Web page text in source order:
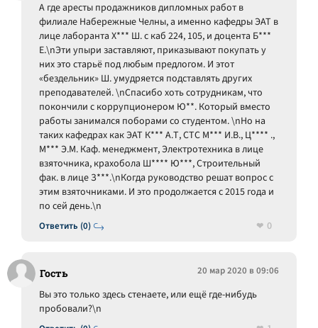
Ответить (0)
А где аресты продажников дипломных работ в
филиале Набережные Челны, а именно кафедры ЭАТ в
лице лаборанта Х*** Ш. с каб 224, 105, и доцента Б***
Е.\nЭти упыри заставляют, приказывают покупать у
них это старьё под любым предлогом. И этот
«бездельник» Ш. умудряется подставлять других
преподавателей. \nСпасибо хоть сотрудникам, что
покончили с коррупционером Ю**. Который вместо
работы занимался поборами со студентом. \nНо на
таких кафедрах как ЭАТ К*** А.Т, СТС М*** И.В., Ц**** .,
М*** Э.М. Каф. менеджмент, Электротехника в лице
взяточника, крахобола Ш**** Ю***, Строительный
фак. в лице З***.\nКогда руководство решат вопрос с
этим взяточниками. И это продолжается с 2015 года и
по сей день.\n
0
Гость 20 мар 2020 в 09:06
Вы это только здесь стенаете, или ещё где-нибудь
пробовали?\n